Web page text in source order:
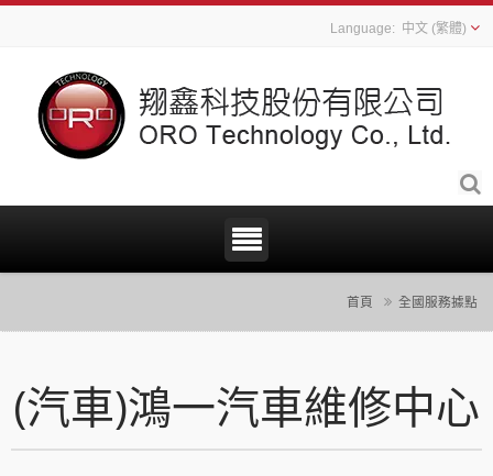
中文 (繁體)
首頁 全國服務據點
(汽車)鴻一汽車維修中心